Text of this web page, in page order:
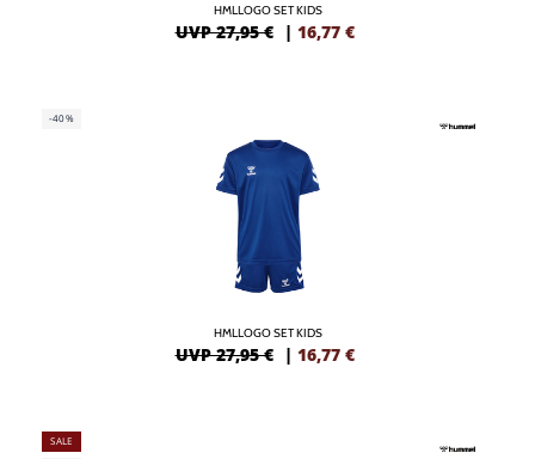
HMLLOGO SET KIDS
UVP 27,95 € | 16,77 €
-40%
HMLLOGO SET KIDS
UVP 27,95 € | 16,77 €
SALE